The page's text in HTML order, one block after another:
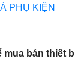
PHỤ KIỆN
bán thiết